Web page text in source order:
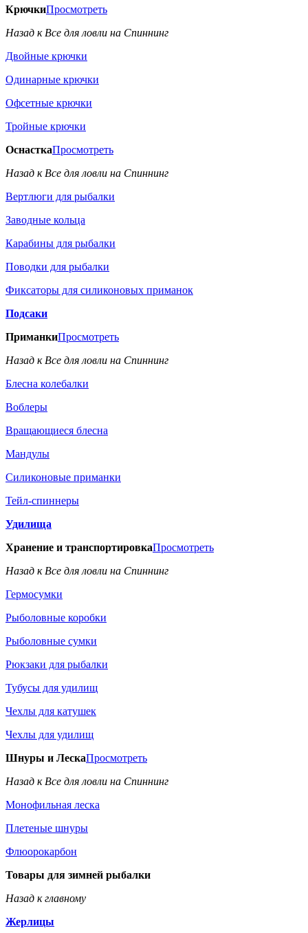
КрючкиПросмотреть
Назад к Все для ловли на Спиннинг
Двойные крючки
Одинарные крючки
Офсетные крючки
Тройные крючки
ОснасткаПросмотреть
Назад к Все для ловли на Спиннинг
Вертлюги для рыбалки
Заводные кольца
Карабины для рыбалки
Поводки для рыбалки
Фиксаторы для силиконовых приманок
Подсаки
ПриманкиПросмотреть
Назад к Все для ловли на Спиннинг
Блесна колебалки
Воблеры
Вращающиеся блесна
Мандулы
Силиконовые приманки
Тейл-спиннеры
Удилища
Хранение и транспортировкаПросмотреть
Назад к Все для ловли на Спиннинг
Гермосумки
Рыболовные коробки
Рыболовные сумки
Рюкзаки для рыбалки
Тубусы для удилищ
Чехлы для катушек
Чехлы для удилищ
Шнуры и ЛескаПросмотреть
Назад к Все для ловли на Спиннинг
Монофильная леска
Плетеные шнуры
Флюорокарбон
Товары для зимней рыбалки
Назад к главному
Жерлицы